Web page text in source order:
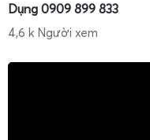
Dụng 0909 899 833
4,6 k Người xem